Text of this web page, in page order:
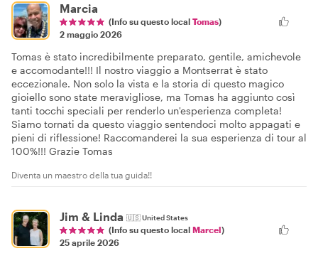
Marcia
(Info su questo local Tomas)
2 maggio 2026
Tomas è stato incredibilmente preparato, gentile, amichevole
e accomodante!!! Il nostro viaggio a Montserrat è stato
eccezionale. Non solo la vista e la storia di questo magico
gioiello sono state meravigliose, ma Tomas ha aggiunto così
tanti tocchi speciali per renderlo un'esperienza completa!
Siamo tornati da questo viaggio sentendoci molto appagati e
pieni di riflessione! Raccomanderei la sua esperienza di tour al
100%!!! Grazie Tomas
Diventa un maestro della tua guida!!
Jim & Linda 🇺🇸United States
(Info su questo local Marcel)
25 aprile 2026